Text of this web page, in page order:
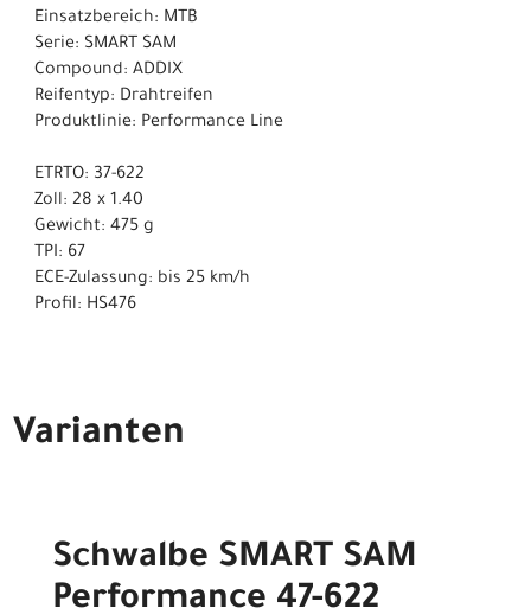
Einsatzbereich: MTB
Serie: SMART SAM
Compound: ADDIX
Reifentyp: Drahtreifen
Produktlinie: Performance Line
ETRTO: 37-622
Zoll: 28 x 1.40
Gewicht: 475 g
TPI: 67
ECE-Zulassung: bis 25 km/h
Profil: HS476
Varianten
Schwalbe SMART SAM